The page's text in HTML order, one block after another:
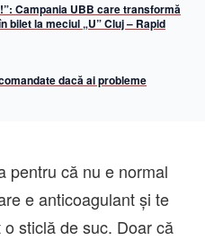
Campania UBB care transformă
bilet la meciul „U” Cluj – Rapid
dacă ai probleme
pentru că nu e normal
e anticoagulant şi te
sticlă de suc. Doar că